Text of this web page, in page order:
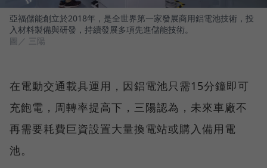
亞福儲能創立於2018年，是全世界第一家發展商用鋁電池技術，投
入材料製備與研發，持續發展多項先進儲能技術。
圖／ 三陽
在電動交通載具運用，因鋁電池只需15分鐘即可
充飽電，周轉率提高下，三陽認為，未來車廠不
再需要耗費巨資設置大量換電站或購入備用電
池。